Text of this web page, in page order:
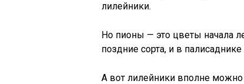
лилейники.
Но пионы — это цветы начала
поздние сорта, и в
А вот лилейники вполне